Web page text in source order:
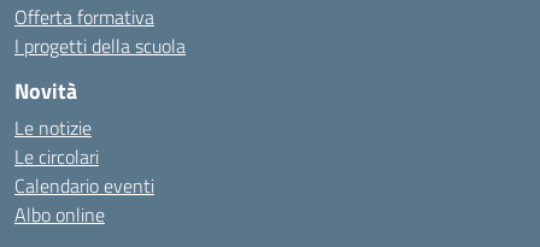
Offerta formativa
I progetti della scuola
Novità
Le notizie
Le circolari
Calendario eventi
Albo online